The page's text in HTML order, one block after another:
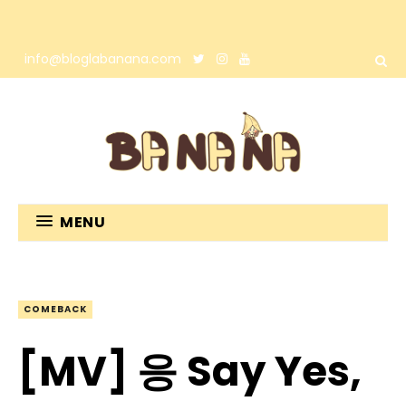
info@bloglabanana.com
MENU
COMEBACK
[MV] 응 Say Yes,